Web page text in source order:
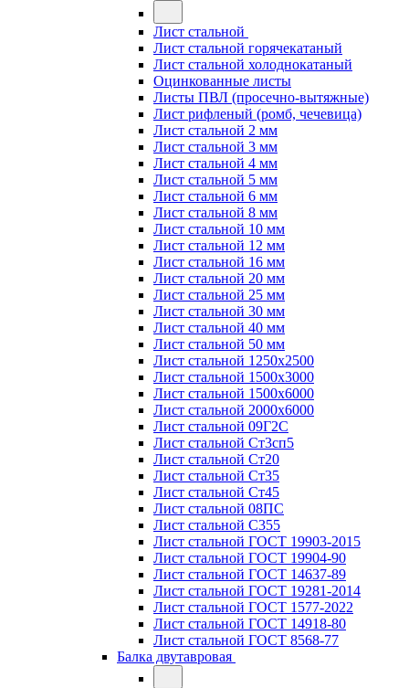
Лист стальной
Лист стальной горячекатаный
Лист стальной холоднокатаный
Оцинкованные листы
Листы ПВЛ (просечно-вытяжные)
Лист рифленый (ромб, чечевица)
Лист стальной 2 мм
Лист стальной 3 мм
Лист стальной 4 мм
Лист стальной 5 мм
Лист стальной 6 мм
Лист стальной 8 мм
Лист стальной 10 мм
Лист стальной 12 мм
Лист стальной 16 мм
Лист стальной 20 мм
Лист стальной 25 мм
Лист стальной 30 мм
Лист стальной 40 мм
Лист стальной 50 мм
Лист стальной 1250х2500
Лист стальной 1500х3000
Лист стальной 1500х6000
Лист стальной 2000х6000
Лист стальной 09Г2С
Лист стальной Ст3сп5
Лист стальной Ст20
Лист стальной Ст35
Лист стальной Ст45
Лист стальной 08ПС
Лист стальной С355
Лист стальной ГОСТ 19903-2015
Лист стальной ГОСТ 19904-90
Лист стальной ГОСТ 14637-89
Лист стальной ГОСТ 19281-2014
Лист стальной ГОСТ 1577-2022
Лист стальной ГОСТ 14918-80
Лист стальной ГОСТ 8568-77
Балка двутавровая